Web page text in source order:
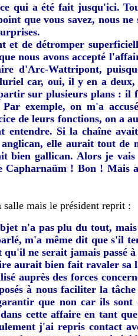
qui a été fait jusqu'ici.
que vous savez, nous
de détromper
nous avons accepté
d'Arc-Wattripont,
car, oui, il y en a deux,
sur plusieurs plans :
exemple, on m'a
de leurs fonctions, on a
entendre. Si la chaîne
elle aurait tout de
gallican. Alors je
Capharnaüm ! Bon !
salle mais le président reprit :
n'a pas plu du tout,
m'a même dit que s'il
ne serait jamais passé
aurait bien fait ravaler
auprès des forces
à nous faciliter la
que non car ils
cette affaire en tant
j'ai repris contact